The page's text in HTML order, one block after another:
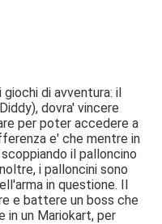
di avventura: il
dovra' vincere
per poter accedere a
e' che mentre in
il palloncino
i palloncini sono
in questione. Il
e battere un boss che
in un Mariokart, per